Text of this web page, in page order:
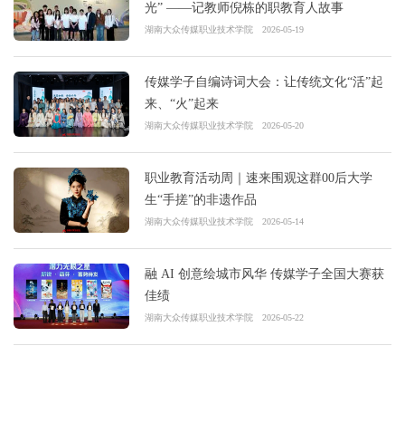
光” ——记教师倪栋的职教育人故事
湖南大众传媒职业技术学院 2026-05-19
传媒学子自编诗词大会：让传统文化“活”起
来、“火”起来
湖南大众传媒职业技术学院 2026-05-20
职业教育活动周｜速来围观这群00后大学
生“手搓”的非遗作品
湖南大众传媒职业技术学院 2026-05-14
融 AI 创意绘城市风华 传媒学子全国大赛获
佳绩
湖南大众传媒职业技术学院 2026-05-22